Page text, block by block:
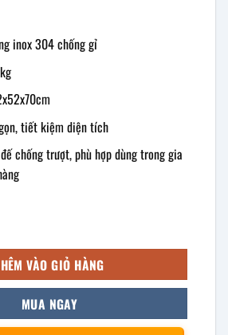
inox 304 chống gỉ
tiết kiệm diện tích
chống trượt, phù hợp dùng trong gia
gọn 42x52x70cm số lượng
VÀO GIỎ HÀNG
MUA NGAY